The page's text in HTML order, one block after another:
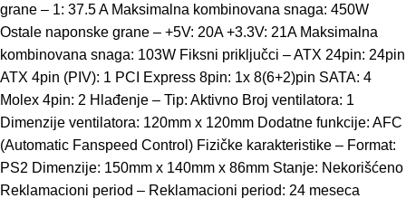
grane – 1: 37.5 A Maksimalna kombinovana snaga: 450W
Ostale naponske grane – +5V: 20A +3.3V: 21A Maksimalna
kombinovana snaga: 103W Fiksni priključci – ATX 24pin: 24pin
ATX 4pin (PIV): 1 PCI Express 8pin: 1x 8(6+2)pin SATA: 4
Molex 4pin: 2 Hlađenje – Tip: Aktivno Broj ventilatora: 1
Dimenzije ventilatora: 120mm x 120mm Dodatne funkcije: AFC
(Automatic Fanspeed Control) Fizičke karakteristike – Format:
PS2 Dimenzije: 150mm x 140mm x 86mm Stanje: Nekorišćeno
Reklamacioni period – Reklamacioni period: 24 meseca